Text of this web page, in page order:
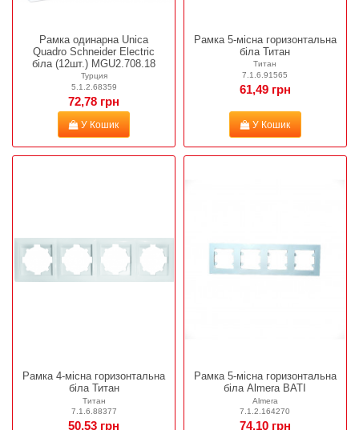
Рамка одинарна Unica
Quadro Schneider Electric
біла (12шт.) MGU2.708.18
Турция
5.1.2.68359
72,78 грн
У Кошик
Рамка 5-місна горизонтальна
біла Титан
Титан
7.1.6.91565
61,49 грн
У Кошик
Рамка 4-місна горизонтальна
біла Титан
Титан
7.1.6.88377
50,53 грн
Рамка 5-місна горизонтальна
біла Almera BATI
Almera
7.1.2.164270
74,10 грн